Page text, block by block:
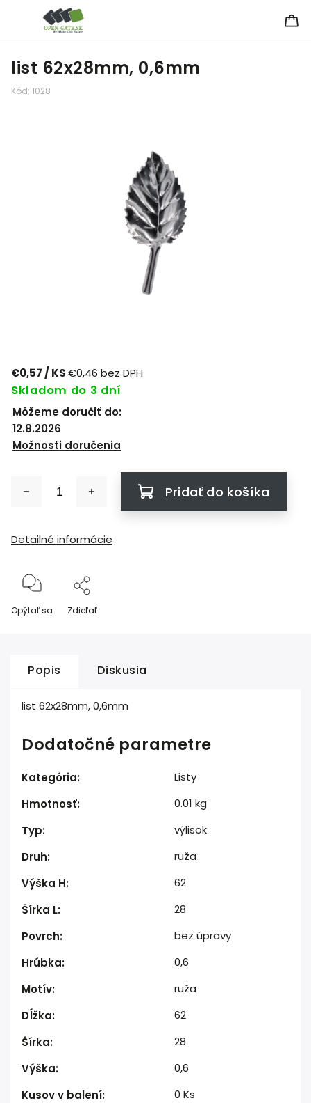
list 62x28mm, 0,6mm
Kód: 1028
€0,57 / KS€0,46 bez DPH
Skladom do 3 dní
Môžeme doručiť do:
12.8.2026
Možnosti doručenia
Pridať do košíka
Detailné informácie
Opýtať sa Zdieľať
Popis Diskusia
list 62x28mm, 0,6mm
Dodatočné parametre
Kategória:
Listy
Hmotnosť:
0.01 kg
Typ:
výlisok
Druh:
ruža
Výška H:
62
Šírka L:
28
Povrch:
bez úpravy
Hrúbka:
0,6
Motív:
ruža
Dĺžka:
62
Šírka:
28
Výška:
0,6
Kusov v balení: 0 Ks